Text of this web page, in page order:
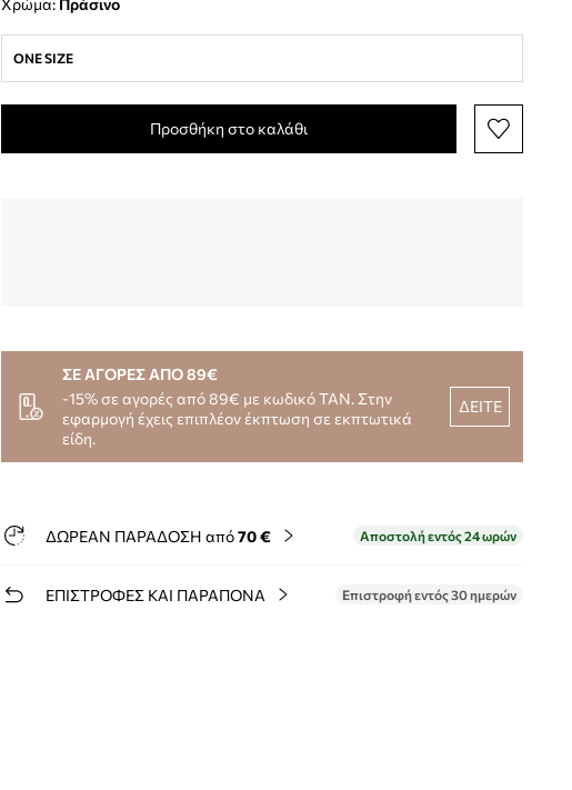
Χρώμα: πράσινο
ONE SIZE
Προσθήκη στο καλάθι
ΣΕ ΑΓΟΡΕΣ ΑΠΟ 89€
-15% σε αγορές από 89€ με κωδικό TAN. Στην
εφαρμογή έχεις επιπλέον έκπτωση σε εκπτωτικά
είδη.
ΔΕΙΤΕ
ΔΩΡΕΑΝ ΠΑΡΑΔΟΣΗ από70 € Αποστολή εντός 24 ωρών
ΕΠΙΣΤΡΟΦΕΣ ΚΑΙ ΠΑΡΑΠΟΝΑ Επιστροφή εντός 30 ημερών